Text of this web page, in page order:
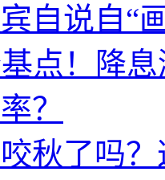
自说自“
点！降
？
秋了吗